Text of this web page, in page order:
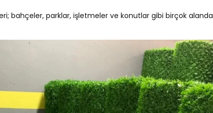
bahçeler, parklar, işletmeler ve konutlar gibi birçok alanda